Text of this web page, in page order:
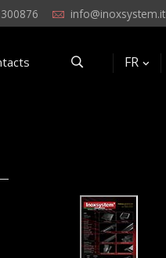
info@inoxsystem.it
FR